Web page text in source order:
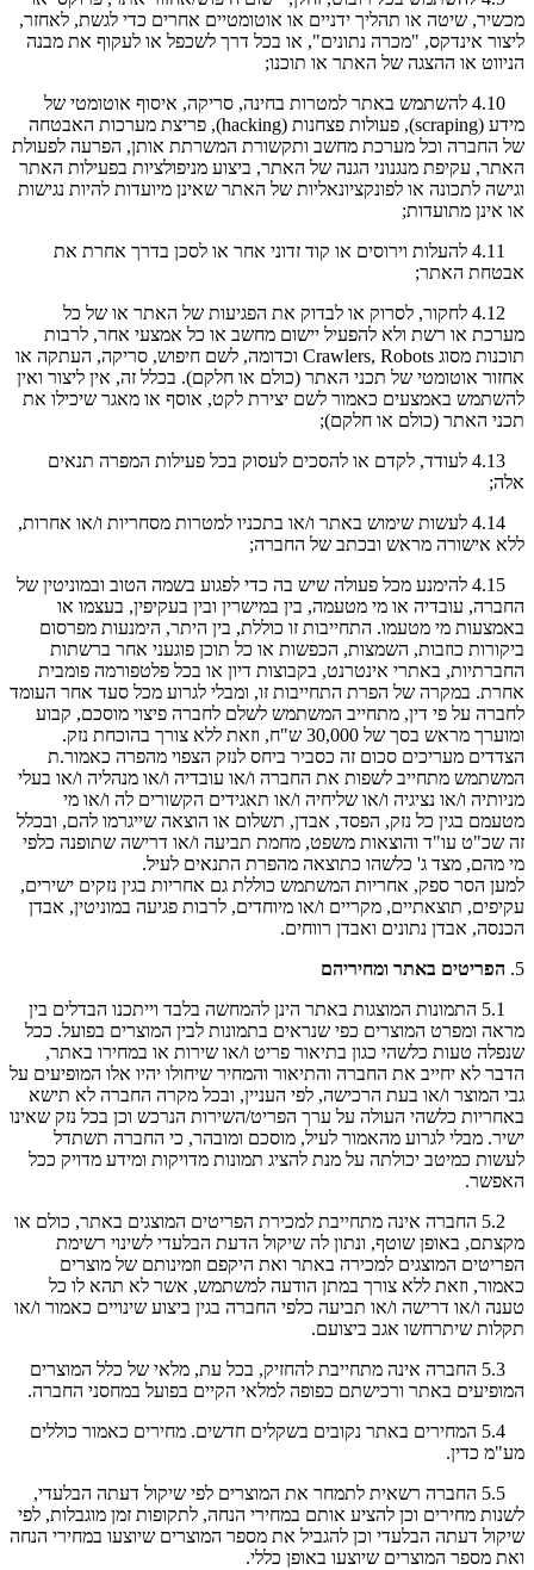
מכשיר, שיטה או תהליך ידניים או אוטומטיים אחרים כדי לגשת, לאחזר,
ליצור אינדקס, "מכרה נתונים", או בכל דרך לשכפל או לעקוף את מבנה
הניווט או ההצגה של האתר או תוכנו;
4.10 להשתמש באתר למטרות בחינה, סריקה, איסוף אוטומטי של
מידע (scraping), פעולות פצחנות (hacking), פריצת מערכות האבטחה
של החברה וכל מערכת מחשב ותקשורת המשרתת אותן, הפרעה לפעולת
האתר, עקיפת מנגנוני הגנה של האתר, ביצוע מניפולציות בפעילות האתר
וגישה לתכונה או לפונקציונאליות של האתר שאינן מיועדות להיות נגישות
או אינן מתועדות;
4.11 להעלות וירוסים או קוד זדוני אחר או לסכן בדרך אחרת את
אבטחת האתר;
4.12 לחקור, לסרוק או לבדוק את הפגיעות של האתר או של כל
מערכת או רשת ולא להפעיל יישום מחשב או כל אמצעי אחר, לרבות
תוכנות מסוג Crawlers, Robots וכדומה, לשם חיפוש, סריקה, העתקה או
אחזור אוטומטי של תכני האתר (כולם או חלקם). בכלל זה, אין ליצור ואין
להשתמש באמצעים כאמור לשם יצירת לקט, אוסף או מאגר שיכילו את
תכני האתר (כולם או חלקם);
4.13 לעודד, לקדם או להסכים לעסוק בכל פעילות המפרה תנאים
אלה;
4.14 לעשות שימוש באתר ו/או בתכניו למטרות מסחריות ו/או אחרות,
ללא אישורה מראש ובכתב של החברה;
4.15 להימנע מכל פעולה שיש בה כדי לפגוע בשמה הטוב ובמוניטין של
החברה, עובדיה או מי מטעמה, בין במישרין ובין בעקיפין, בעצמו או
באמצעות מי מטעמו. התחייבות זו כוללת, בין היתר, הימנעות מפרסום
ביקורות כוזבות, השמצות, הכפשות או כל תוכן פוגעני אחר ברשתות
החברתיות, באתרי אינטרנט, בקבוצות דיון או בכל פלטפורמה פומבית
אחרת. במקרה של הפרת התחייבות זו, ומבלי לגרוע מכל סעד אחר העומד
לחברה על פי דין, מתחייב המשתמש לשלם לחברה פיצוי מוסכם, קבוע
ומוערך מראש בסך של 30,000 ש"ח, וזאת ללא צורך בהוכחת נזק.
הצדדים מעריכים סכום זה כסביר ביחס לנזק הצפוי מהפרה כאמור.ת
המשתמש מתחייב לשפות את החברה ו/או עובדיה ו/או מנהליה ו/או בעלי
מניותיה ו/או נציגיה ו/או שליחיה ו/או תאגידים הקשורים לה ו/או מי
מטעמם בגין כל נזק, הפסד, אבדן, תשלום או הוצאה שייגרמו להם, ובכלל
זה שכ"ט עו"ד והוצאות משפט, מחמת תביעה ו/או דרישה שתופנה כלפי
מי מהם, מצד ג' כלשהו כתוצאה מהפרת התנאים לעיל.
למען הסר ספק, אחריות המשתמש כוללת גם אחריות בגין נזקים ישירים,
עקיפים, תוצאתיים, מקריים ו/או מיוחדים, לרבות פגיעה במוניטין, אבדן
הכנסה, אבדן נתונים ואבדן רווחים.
5. הפריטים באתר ומחיריהם
5.1 התמונות המוצגות באתר הינן להמחשה בלבד וייתכנו הבדלים בין
מראה ומפרט המוצרים כפי שנראים בתמונות לבין המוצרים בפועל. ככל
שנפלה טעות כלשהי כגון בתיאור פריט ו/או שירות או במחירו באתר,
הדבר לא יחייב את החברה והתיאור והמחיר שיחולו יהיו אלו המופיעים על
גבי המוצר ו/או בעת הרכישה, לפי העניין, ובכל מקרה החברה לא תישא
באחריות כלשהי העולה על ערך הפריט/השירות הנרכש וכן בכל נזק שאינו
ישיר. מבלי לגרוע מהאמור לעיל, מוסכם ומובהר, כי החברה תשתדל
לעשות כמיטב יכולתה על מנת להציג תמונות מדויקות ומידע מדויק ככל
האפשר.
5.2 החברה אינה מתחייבת למכירת הפריטים המוצגים באתר, כולם או
מקצתם, באופן שוטף, ונתון לה שיקול הדעת הבלעדי לשינוי רשימת
הפריטים המוצגים למכירה באתר ואת היקפם וזמינותם של מוצרים
כאמור, וזאת ללא צורך במתן הודעה למשתמש, אשר לא תהא לו כל
טענה ו/או דרישה ו/או תביעה כלפי החברה בגין ביצוע שינויים כאמור ו/או
תקלות שיתרחשו אגב ביצועם.
5.3 החברה אינה מתחייבת להחזיק, בכל עת, מלאי של כלל המוצרים
המופיעים באתר ורכישתם כפופה למלאי הקיים בפועל במחסני החברה.
5.4 המחירים באתר נקובים בשקלים חדשים. מחירים כאמור כוללים
מע"מ כדין.
5.5 החברה רשאית לתמחר את המוצרים לפי שיקול דעתה הבלעדי,
לשנות מחירים וכן להציע אותם במחירי הנחה, לתקופות זמן מוגבלות, לפי
שיקול דעתה הבלעדי וכן להגביל את מספר המוצרים שיוצעו במחירי הנחה
ואת מספר המוצרים שיוצעו באופן כללי.